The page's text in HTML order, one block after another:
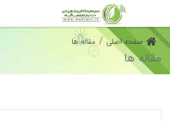
صفحه اصلی / مقاله ها
مقاله ها